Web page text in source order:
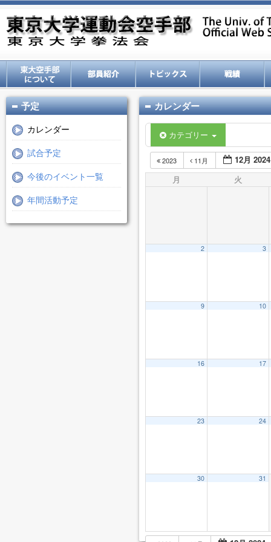
予定
カレンダー
試合予定
今後のイベント一覧
年間活動予定
カレンダー
カテゴリー
2023 11月
12月 2024
月
火
2 3
9 10
16 17
23 24
30 31